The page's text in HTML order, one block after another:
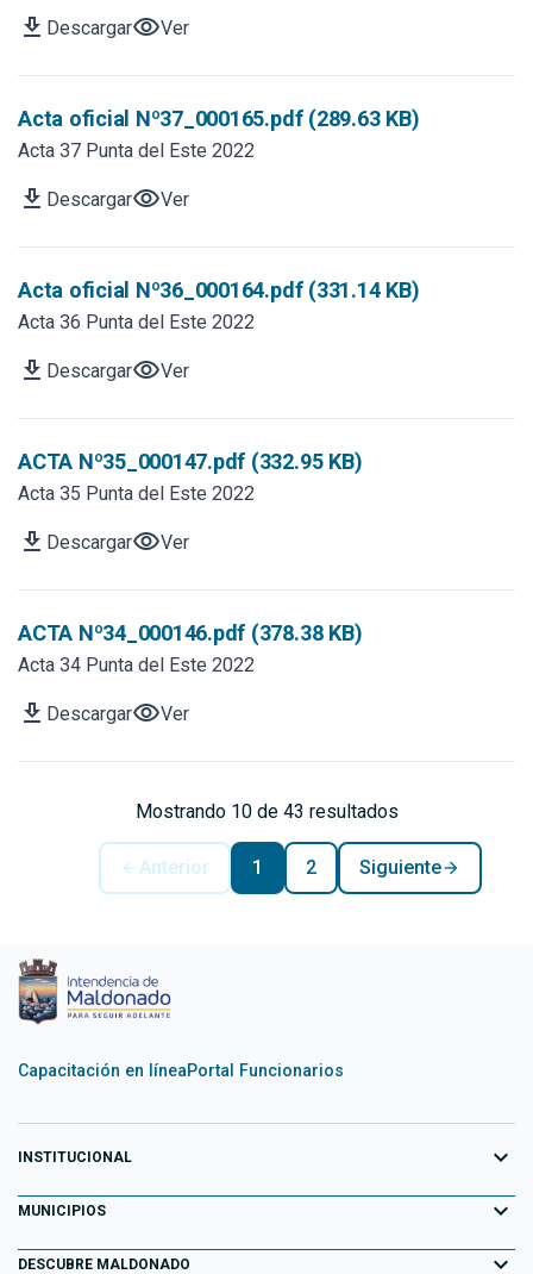
download DescargarvisibilityVer
Acta oficial Nº37_000165.pdf (289.63 KB)
Acta 37 Punta del Este 2022
download DescargarvisibilityVer
Acta oficial Nº36_000164.pdf (331.14 KB)
Acta 36 Punta del Este 2022
download DescargarvisibilityVer
ACTA Nº35_000147.pdf (332.95 KB)
Acta 35 Punta del Este 2022
download DescargarvisibilityVer
ACTA Nº34_000146.pdf (378.38 KB)
Acta 34 Punta del Este 2022
download DescargarvisibilityVer
Mostrando 10 de 43 resultados
Anterior 1 2 Siguiente
Capacitación en líneaPortal Funcionarios
INSTITUCIONAL expand_more
Equipo de Gobierno
Primeros 100 días
MUNICIPIOS expand_more
Aiguá
DESCUBRE MALDONADO expand_more